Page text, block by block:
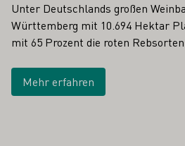
Unter Deutschlands großen
Württemberg mit 10.694 Hektar
mit 65 Prozent die roten
Mehr erfahren